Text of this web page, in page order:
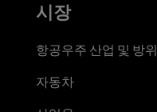
시장
항공우주 산업 및 방위
자동차